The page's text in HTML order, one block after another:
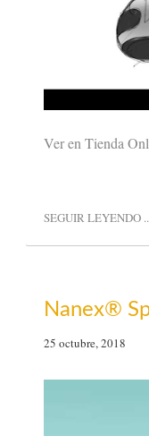
Ver en Tienda
SEGUIR LEYENDO
Nanex®
25 octubre, 2018